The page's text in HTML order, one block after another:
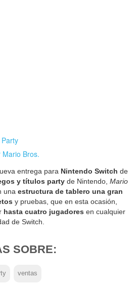
Bros.
entrega para Nintendo Switch de
y títulos party de Nintendo,Mario
unaestructura de tablero una gran
y pruebas, que en esta ocasión,
hasta cuatro jugadores en cualquier
de Switch.
SOBRE:
ventas